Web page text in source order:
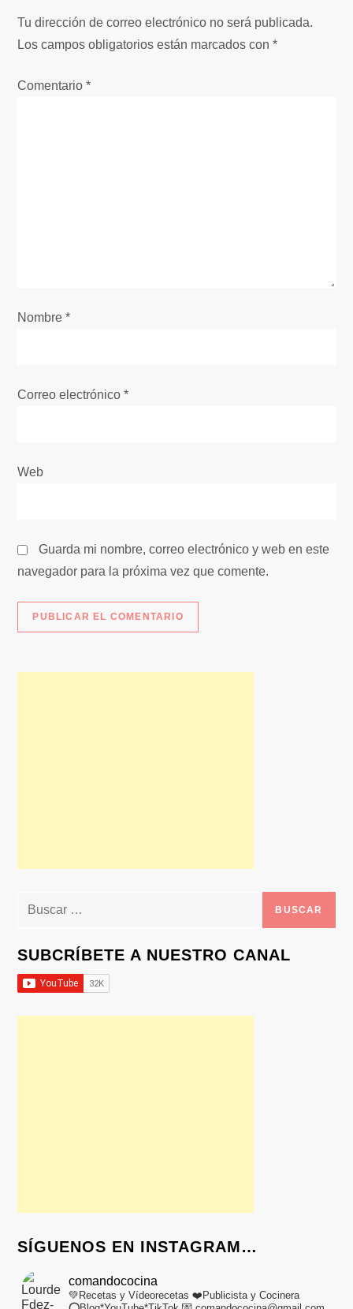
g
a
c
e
t
a
a
s
Tu dirección de correo electrónico no será publicada.
Los campos obligatorios están marcados con*
Comentario*
Nombre*
Correo electrónico*
Web
Guarda mi nombre, correo electrónico y web en este
navegador para la próxima vez que comente.
Buscar:
SUBCRÍBETE A NUESTRO CANAL
SÍGUENOS EN INSTAGRAM…
comandococina
💚Recetas y Vídeorecetas ❤️Publicista y Cocinera